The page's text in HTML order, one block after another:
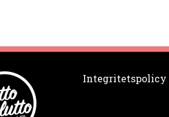
Integritetspolicy